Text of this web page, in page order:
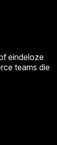
eindeloze
teams die